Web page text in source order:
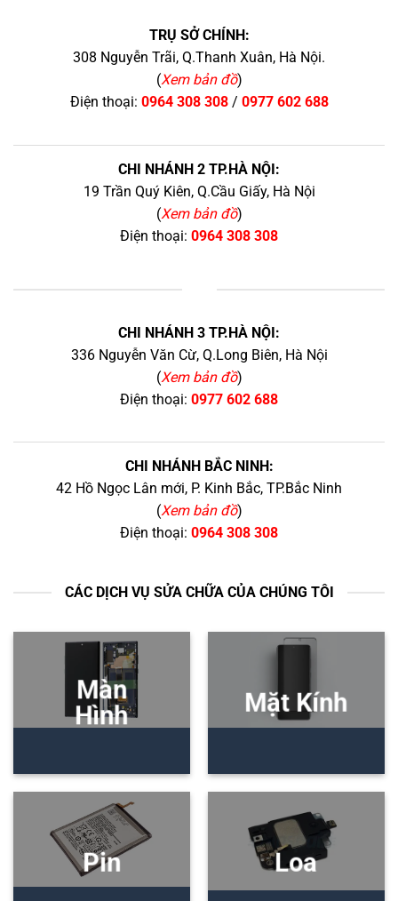
TRỤ SỞ CHÍNH:
308 Nguyễn Trãi, Q.Thanh Xuân, Hà Nội.
(Xem bản đồ)
Điện thoại: 0964 308 308/ 0977 602 688
CHI NHÁNH 2 TP.HÀ NỘI:
19 Trần Quý Kiên, Q.Cầu Giấy, Hà Nội
(Xem bản đồ)
Điện thoại: 0964 308 308
CHI NHÁNH 3 TP.HÀ NỘI:
336 Nguyễn Văn Cừ, Q.Long Biên, Hà Nội
(Xem bản đồ)
Điện thoại: 0977 602 688
CHI NHÁNH BẮC NINH:
42 Hồ Ngọc Lân mới, P. Kinh Bắc, TP.Bắc Ninh
(Xem bản đồ)
Điện thoại: 0964 308 308
CÁC DỊCH VỤ SỬA CHỮA CỦA CHÚNG TÔI
Màn
Hình
Mặt Kính
Pin Loa